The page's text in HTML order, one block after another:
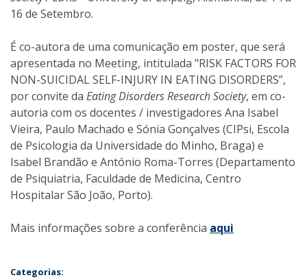
16 de Setembro.
É co-autora de uma comunicação em poster, que será
apresentada no Meeting, intitulada "RISK FACTORS FOR
NON-SUICIDAL SELF-INJURY IN EATING DISORDERS”,
por convite da Eating Disorders Research Society, em co-
autoria com os docentes / investigadores Ana Isabel
Vieira, Paulo Machado e Sónia Gonçalves (CIPsi, Escola
de Psicologia da Universidade do Minho, Braga) e
Isabel Brandão e António Roma-Torres (Departamento
de Psiquiatria, Faculdade de Medicina, Centro
Hospitalar São João, Porto).
Mais informações sobre a conferência aqui
Categorias: